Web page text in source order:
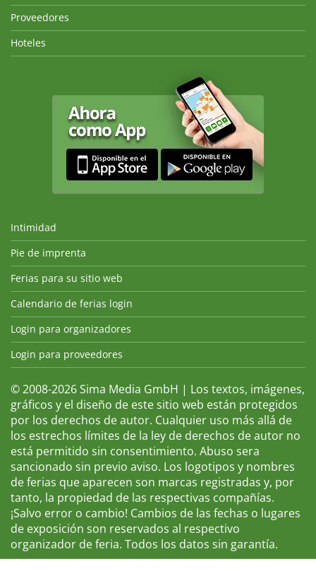
Proveedores
Hoteles
Intimidad
Pie de imprenta
Ferias para su sitio web
Calendario de ferias login
Login para organizadores
Login para proveedores
© 2008-2026 Sima Media GmbH | Los textos, imágenes,
gráficos y el diseño de este sitio web están protegidos
por los derechos de autor. Cualquier uso más allá de
los estrechos límites de la ley de derechos de autor no
está permitido sin consentimiento. Abuso sera
sancionado sin previo aviso. Los logotipos y nombres
de ferias que aparecen son marcas registradas y, por
tanto, la propiedad de las respectivas compañías.
¡Salvo error o cambio! Cambios de las fechas o lugares
de exposición son reservados al respectivo
organizador de feria. Todos los datos sin garantía.